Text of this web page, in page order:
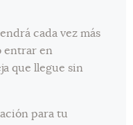
cada vez más
entrar en
que llegue sin
para tu